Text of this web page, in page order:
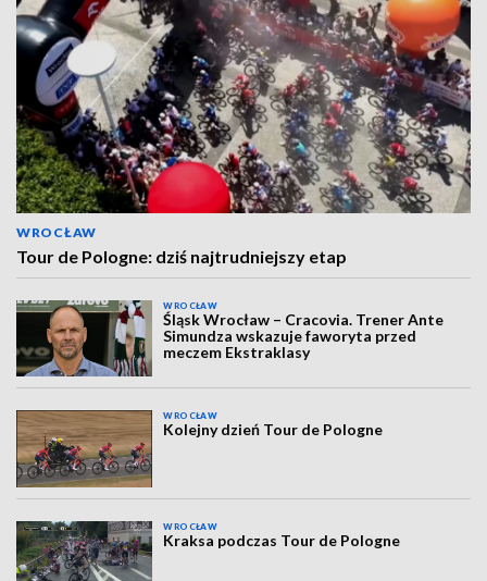
WROCŁAW
Tour de Pologne: dziś najtrudniejszy etap
WROCŁAW
Śląsk Wrocław – Cracovia. Trener Ante
Simundza wskazuje faworyta przed
meczem Ekstraklasy
WROCŁAW
Kolejny dzień Tour de Pologne
WROCŁAW
Kraksa podczas Tour de Pologne